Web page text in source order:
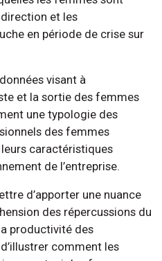
et les
en période de crise sur
visant à
et la sortie des femmes
une typologie des
des femmes
caractéristiques
de l’entreprise.
d’apporter une nuance
des répercussions du
productivité des
comment les